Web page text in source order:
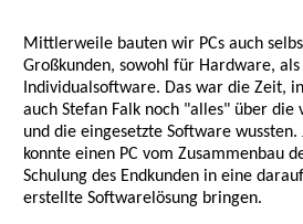
Mittlerweile bauten wir PCs auch
Großkunden, sowohl für Hardware,
Individualsoftware. Das war die Zeit,
auch Stefan Falk noch "alles" über
und die eingesetzte Software wussten.
konnte einen PC vom Zusammenbau
Schulung des Endkunden in eine
erstellte Softwarelösung bringen.